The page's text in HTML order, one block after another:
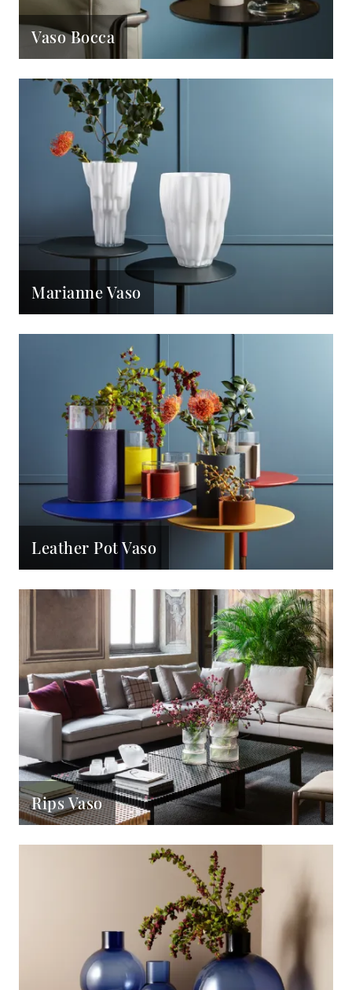
Vaso Bocca
Marianne Vaso
Leather Pot Vaso
Rips Vaso